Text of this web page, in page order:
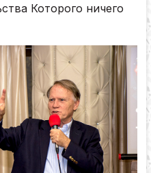
Которого ничего